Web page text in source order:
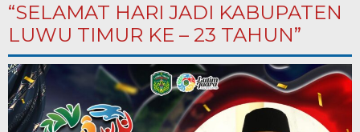
“SELAMAT HARI JADI KABUPATEN
LUWU TIMUR KE – 23 TAHUN”